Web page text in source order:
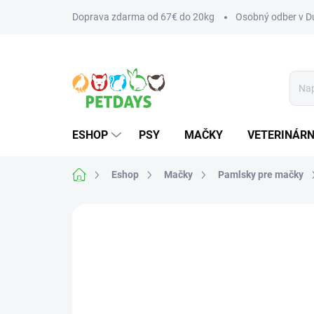
Doprava zdarma od 67€ do 20kg Osobný odber v
ESHOP PSY MAČKY
DomovEshop Mačky Pamlsky pre mačky